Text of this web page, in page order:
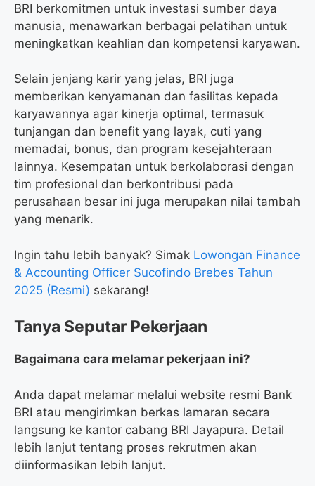
BRI berkomitmen untuk investasi sumber daya
manusia, menawarkan berbagai pelatihan untuk
meningkatkan keahlian dan kompetensi karyawan.
Selain jenjang karir yang jelas, BRI juga
memberikan kenyamanan dan fasilitas kepada
karyawannya agar kinerja optimal, termasuk
tunjangan dan benefit yang layak, cuti yang
memadai, bonus, dan program kesejahteraan
lainnya. Kesempatan untuk berkolaborasi dengan
tim profesional dan berkontribusi pada
perusahaan besar ini juga merupakan nilai tambah
yang menarik.
Ingin tahu lebih banyak? Simak Lowongan Finance
& Accounting Officer Sucofindo Brebes Tahun
2025 (Resmi) sekarang!
Tanya Seputar Pekerjaan
Bagaimana cara melamar pekerjaan ini?
Anda dapat melamar melalui website resmi Bank
BRI atau mengirimkan berkas lamaran secara
langsung ke kantor cabang BRI Jayapura. Detail
lebih lanjut tentang proses rekrutmen akan
diinformasikan lebih lanjut.